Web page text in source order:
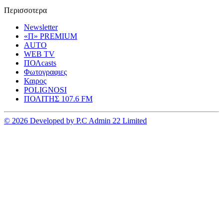
Περισσοτερα
Newsletter
«Π» PREMIUM
AUTO
WEB TV
ΠΟΛcasts
Φωτογραφιες
Καιρος
POLIGNOSI
ΠΟΛΙΤΗΣ 107.6 FM
© 2026 Developed by P.C Admin 22 Limited